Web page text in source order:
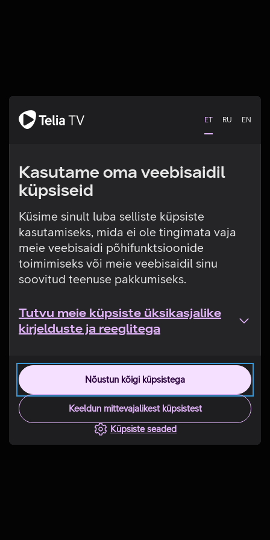
ET RU EN
Kasutame oma veebisaidil
küpsiseid
Küsime sinult luba selliste küpsiste
kasutamiseks, mida ei ole tingimata vaja
meie veebisaidi põhifunktsioonide
toimimiseks või meie veebisaidil sinu
soovitud teenuse pakkumiseks.
Tutvu meie küpsiste üksikasjalike
kirjelduste ja reeglitega
Nõustun kõigi küpsistega
Keeldun mittevajalikest küpsistest
Küpsiste seaded
Tehniline viga